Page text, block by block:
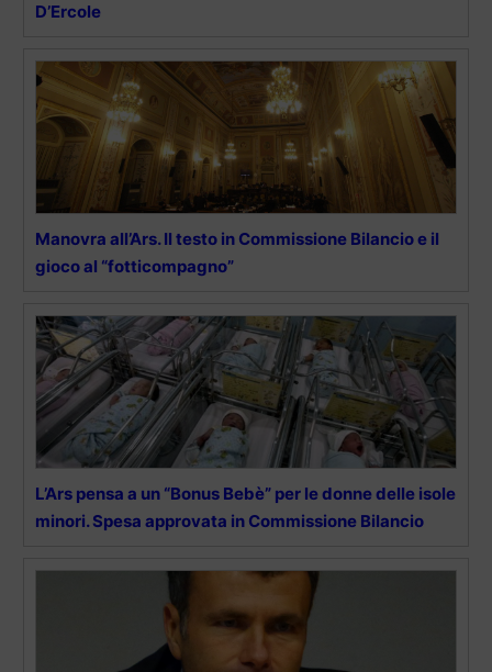
D’Ercole
Manovra all’Ars. Il testo in Commissione Bilancio e il
gioco al “fotticompagno”
L’Ars pensa a un “Bonus Bebè” per le donne delle isole
minori. Spesa approvata in Commissione Bilancio